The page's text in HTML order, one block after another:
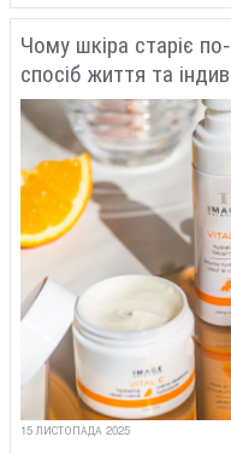
Чому шкіра старіє
спосіб життя та
15 ЛИСТОПАДА 2025